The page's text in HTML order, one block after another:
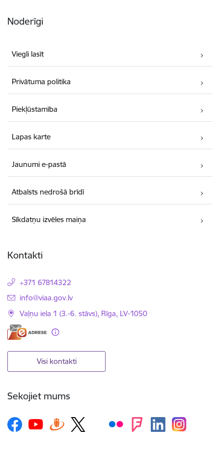
Noderīgi
Viegli lasīt
Privātuma politika
Piekļūstamība
Lapas karte
Jaunumi e-pastā
Atbalsts nedrošā brīdī
Sīkdatņu izvēles maiņa
Kontakti
+371 67814322
E-pasts:
info@viaa.gov.lv
Vaļņu iela 1 (3.-6. stāvs), Rīga, LV-1050
Visi kontakti
Sekojiet mums